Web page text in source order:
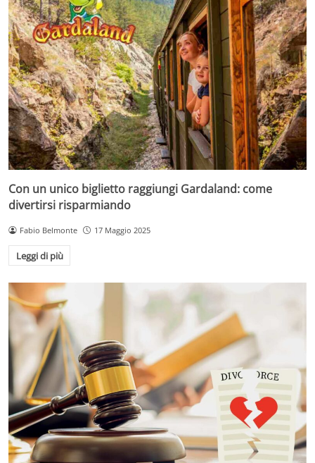
Con un unico biglietto raggiungi Gardaland: come
divertirsi risparmiando
Fabio Belmonte 17 Maggio 2025
Leggi di più